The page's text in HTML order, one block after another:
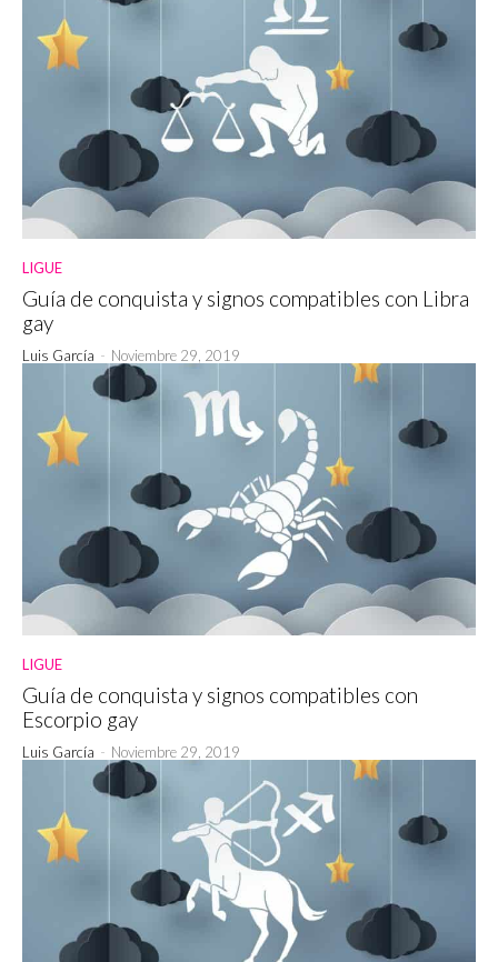
LIGUE
Guía de conquista y signos compatibles con Libra
gay
Luis García - Noviembre 29, 2019
LIGUE
Guía de conquista y signos compatibles con
Escorpio gay
Luis García - Noviembre 29, 2019